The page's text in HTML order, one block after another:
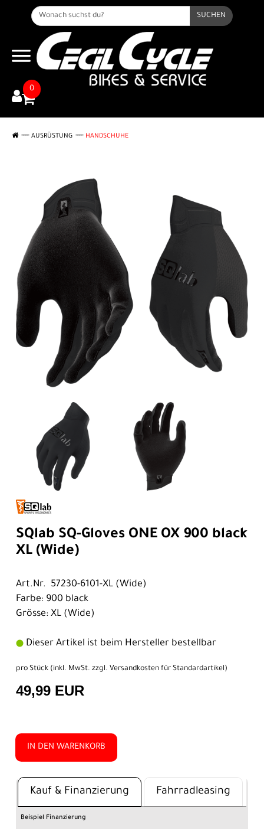
SUCHEN
0
AUSRÜSTUNG HANDSCHUHE
SQlab SQ-Gloves ONE OX 900 black
XL (Wide)
Art.Nr. 57230-6101-XL (Wide)
Farbe: 900 black
Grösse: XL (Wide)
Dieser Artikel ist beim Hersteller bestellbar
pro Stück (inkl. MwSt. zzgl. Versandkosten für Standardartikel)
49,99 EUR
IN DEN WARENKORB
Kauf & Finanzierung Fahrradleasing
Beispiel Finanzierung